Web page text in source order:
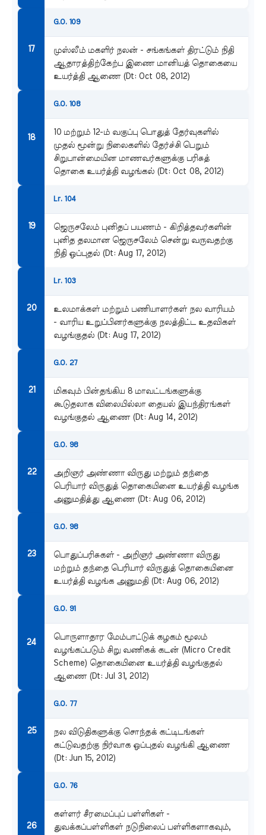
G.O. 109
முஸ்லீம் மகளிர் நலன் - சங்கங்கள் திரட்டும் நிதி
ஆதாரத்திற்கேற்ப இணை மானியத் தொகையை
உயர்த்தி ஆணை (Dt: Oct 08, 2012)
G.O. 108
10 மற்றும் 12-ம் வகுப்பு பொதுத் தேர்வுகளில்
முதல் மூன்று நிலைகளில் தேர்ச்சி பெறும்
சிறுபான்மையின மாணவர்களுக்கு பரிசுத்
தொகை உயர்த்தி வழங்கல் (Dt: Oct 08, 2012)
Lr. 104
ஜெருசலேம் புனிதப் பயணம் - கிறித்தவர்களின்
புனித தலமான ஜெருசலேம் சென்று வருவதற்கு
நிதி ஒப்புதல் (Dt: Aug 17, 2012)
Lr. 103
உலமாக்கள் மற்றும் பணியாளர்கள் நல வாரியம்
- வாரிய உறுப்பினர்களுக்கு நலத்திட்ட உதவிகள்
வழங்குதல் (Dt: Aug 17, 2012)
G.O. 27
மிகவும் பின்தங்கிய 8 மாவட்டங்களுக்கு
கூடுதலாக விலையில்லா தையல் இயந்திரங்கள்
வழங்குதல் ஆணை (Dt: Aug 14, 2012)
G.O. 98
அறிஞர் அண்ணா விருது மற்றும் தந்தை
பெரியார் விருதுத் தொகையினை உயர்த்தி வழங்க
அனுமதித்து ஆணை (Dt: Aug 06, 2012)
G.O. 98
பொதுப்பரிசுகள் - அறிஞர் அண்ணா விருது
மற்றும் தந்தை பெரியார் விருதுத் தொகையினை
உயர்த்தி வழங்க அனுமதி (Dt: Aug 06, 2012)
G.O. 91
பொருளாதார மேம்பாட்டுக் கழகம் மூலம்
வழங்கப்படும் சிறு வணிகக் கடன் (Micro Credit
Scheme) தொகையினை உயர்த்தி வழங்குதல்
ஆணை (Dt: Jul 31, 2012)
G.O. 77
நல விடுதிகளுக்கு சொந்தக் கட்டிடங்கள்
கட்டுவதற்கு நிர்வாக ஒப்புதல் வழங்கி ஆணை
(Dt: Jun 15, 2012)
G.O. 76
கள்ளர் சீரமைப்புப் பள்ளிகள் -
துவக்கப்பள்ளிகள் நடுநிலைப் பள்ளிகளாகவும்,